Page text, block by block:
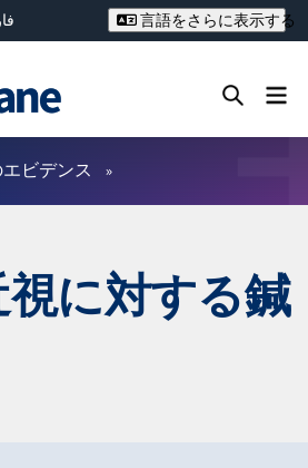
ไทย
言語をさらに表示する
ビデンス
に対する鍼